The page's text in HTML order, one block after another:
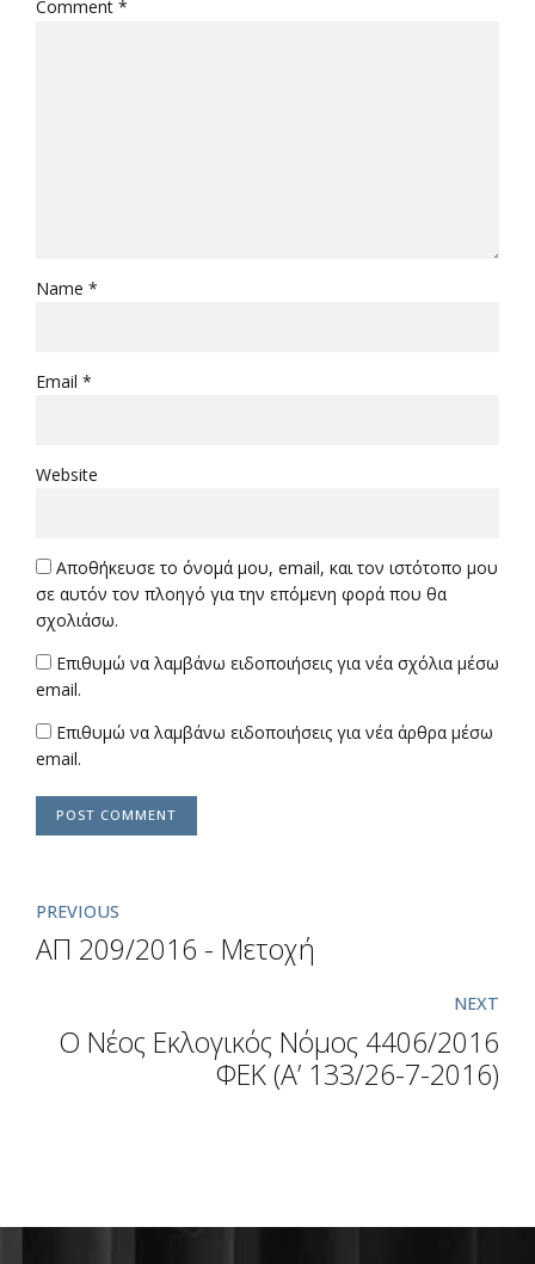
Comment *
Name *
Email *
Website
Αποθήκευσε το όνομά μου, email, και τον ιστότοπο μου
σε αυτόν τον πλοηγό για την επόμενη φορά που θα
σχολιάσω.
Επιθυμώ να λαμβάνω ειδοποιήσεις για νέα σχόλια μέσω
email.
Επιθυμώ να λαμβάνω ειδοποιήσεις για νέα άρθρα μέσω
email.
POST COMMENT
PREVIOUS
ΑΠ 209/2016 - Μετοχή
NEXT
O Nέος Εκλογικός Νόμος 4406/2016
ΦΕΚ (Α’ 133/26-7-2016)